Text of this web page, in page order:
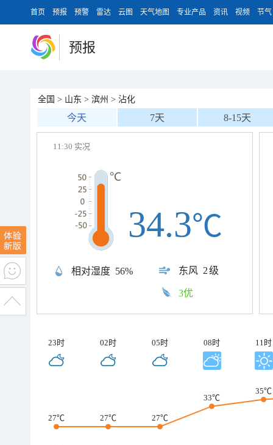
首页 预报 预警 雷达 云图 天气地图 专业产品 资讯 视频 节气
预报
全国 > 山东 > 滨州 > 沾化
今天 7天 8-15天
11:30 实况
相对湿度 56% 东风 2级
34.3℃
3优
23时 02时 05时 08时 11时
27℃ 27℃ 27℃
33℃
35℃